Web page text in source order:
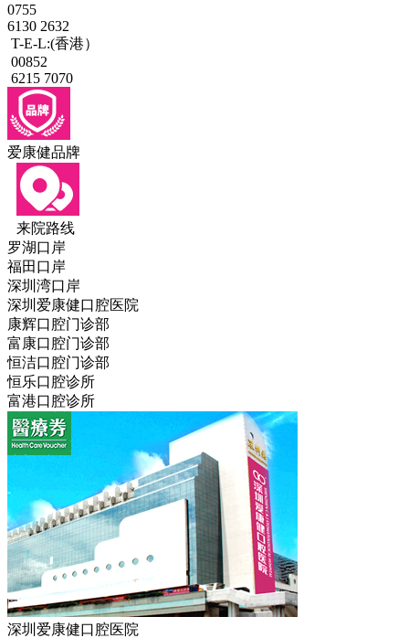
0755
6130 2632
T-E-L:(香港）
00852
6215 7070
爱康健品牌
来院路线
罗湖口岸
福田口岸
深圳湾口岸
深圳爱康健口腔医院
康辉口腔门诊部
富康口腔门诊部
恒洁口腔门诊部
恒乐口腔诊所
富港口腔诊所
深圳爱康健口腔医院